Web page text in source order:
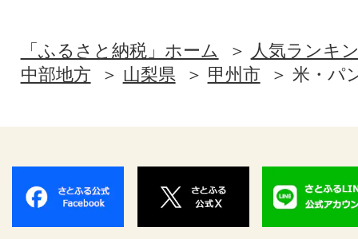
「ふるさと納税」ホーム
人気ランキ
中部地方
山梨県 甲州市 米・パ